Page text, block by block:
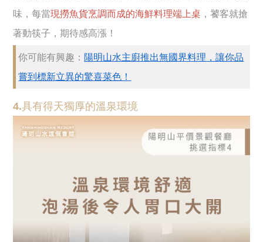
味，每當現撈魚貨烹調而成的海鮮料理端上桌 ，饕客就搶
著動筷子，期待感高漲！
你可能有興趣： 陽明山水主廚推出無國界料理，讓你品
嘗到標新立異的驚喜菜色！
4.具有得天獨厚的溫泉環境